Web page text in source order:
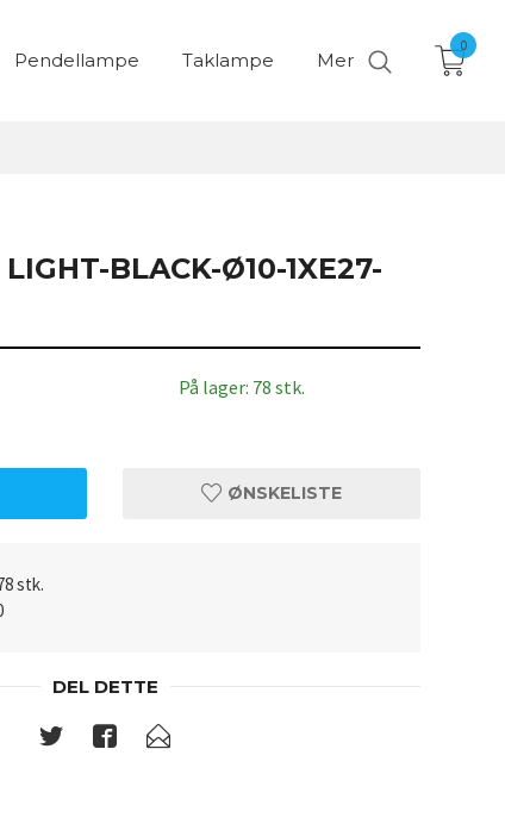
Pendellampe Taklampe Mer
0
BLACK-Ø10-1XE27-
På lager: 78 stk.
ØNSKELISTE
stk.
DEL DETTE